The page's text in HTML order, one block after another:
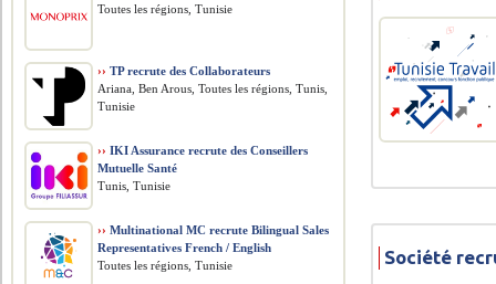
Société
Toutes les régions, Tunisie
›› TP recrute des Collaborateurs
Ariana, Ben Arous, Toutes les régions, Tunis,
Tunisie
›› IKI Assurance recrute des Conseillers
Mutuelle Santé
Tunis, Tunisie
›› Multinational MC recrute Bilingual Sales
Representatives French / English
Toutes les régions, Tunisie